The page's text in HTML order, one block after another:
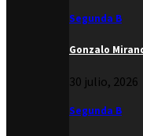
Segunda B
Gonzalo
30 julio, 2026
Segunda B